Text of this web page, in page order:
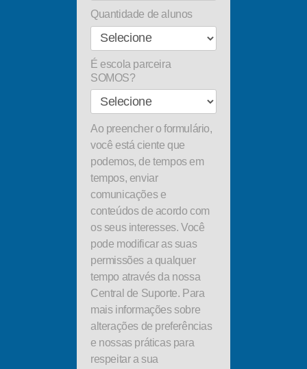
Quantidade de alunos
É escola parceira
SOMOS?
Ao preencher o formulário,
você está ciente que
podemos, de tempos em
tempos, enviar
comunicações e
conteúdos de acordo com
os seus interesses. Você
pode modificar as suas
permissões a qualquer
tempo através da nossa
Central de Suporte. Para
mais informações sobre
alterações de preferências
e nossas práticas para
respeitar a sua